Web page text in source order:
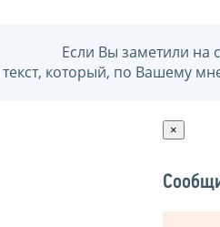
Если Вы заметили на
который, по Вашему
×